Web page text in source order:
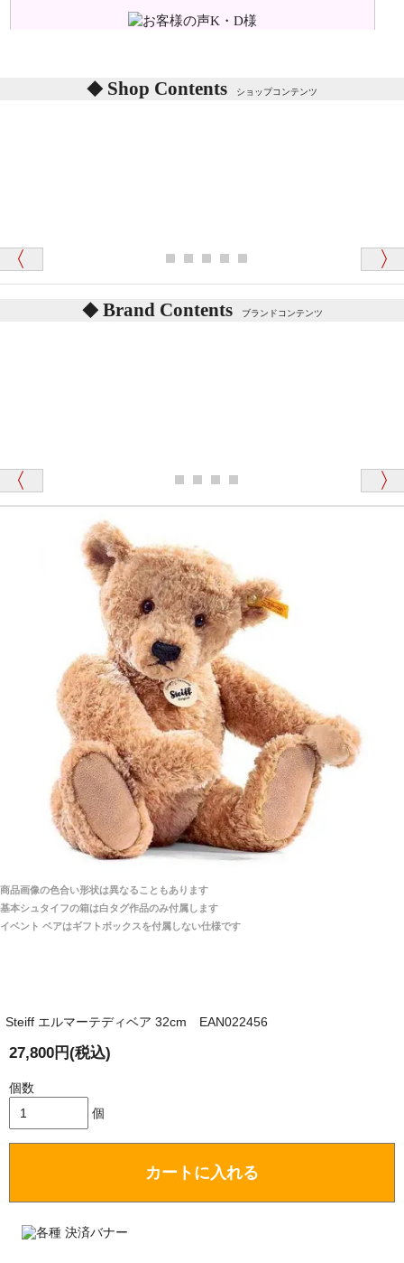
味などがありますか？
詳しくはこちらをご覧ください。
体をねかせたりおこしたりすると「グーグー」と鳴く
記載しておりますので、ぜひ探してみてください。
ディベアがいます。
「スクエーカー内蔵」と記載しておりますので、ぜひ
探してみてください。
シュタイフ社製品の実物を見ることはできますか？
当店はネット販売ですので実物をお見せすることが
できません。
海外からのお取り寄せと言うことですが、商品はきち
んと届きますか？
ご安心ください！商品は確実にお届けします。
商品は直接海外から届くのですか。受取の際、関税な
どはかかりますか？
商品は全て当店へ入荷させたのち欠品を行いお客様
関税はすべて当店にて処理しますのでお客様のご負担
は一切ありません。
国内で一度検品をしますので、決済確認後、２～４
週間でのお届けとなります。
（稀に、通関手続き等に時間がかかり、納期が遅れる
ます。）
注文のキャンセルは可能ですか？
お取り寄せ商品となっておりますため、仕入先へ発
東京都 M・K 様 （女性）
「対応はどちらも丁寧でした。値段と他の融通
「商品説明が細やかで丁寧であったことです」
「前に買ったことがあったお店でしたので」
千葉県 U・Y 様 （女性）
「ChatGPTを利用したところ「くまの小屋」さ
んを紹介され…」
埼玉県 S・W 様
「送られる際にメールなどで届けて頂きとても
安心感がありました」
大阪府 Y・W 様 （男性）
「取り扱っているNetショップで一番信用出来
兵庫県 A・K 様 （女性）
「ベアちゃんの紹介分が丁寧に書かれていたこ
き、対応に誠実さを感じました」
Shop Contents ショップコンテンツ
Brand Contents ブランドコンテンツ
商品画像の色合い形状は異なることもあります
基本シュタイフの箱は白タグ作品のみ付属します
イベント ベアはギフトボックスを付属しない仕様です
Steiff エルマーテディベア 32cm EAN022456
27,800円(税込)
個数
個
カートに入れる